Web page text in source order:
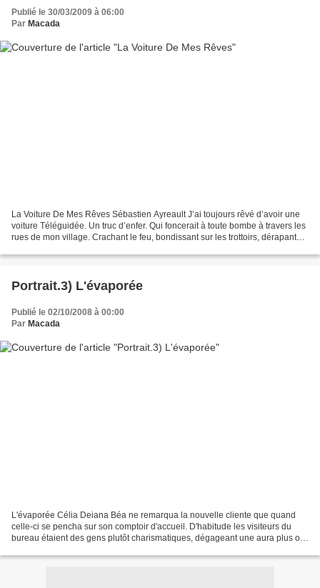
Publié le 30/03/2009 à 06:00
Par Macada
La Voiture De Mes Rêves Sébastien Ayreault J’ai toujours rêvé d’avoir une
voiture Téléguidée. Un truc d’enfer. Qui foncerait à toute bombe à travers les
rues de mon village. Crachant le feu, bondissant sur les trottoirs, dérapant
Portrait.3) L'évaporée
Publié le 02/10/2008 à 00:00
Par Macada
L'évaporée Célia Deiana Béa ne remarqua la nouvelle cliente que quand
celle-ci se pencha sur son comptoir d'accueil. D'habitude les visiteurs du
bureau étaient des gens plutôt charismatiques, dégageant une aura plus ou